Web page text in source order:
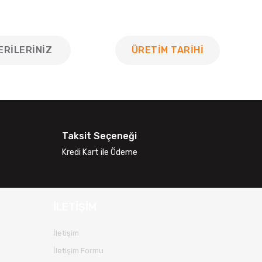
ÜRETİM TARİHİ
Taksit Seçeneği
Kredi Kart ile Ödeme
İletişim
İletişim Formu